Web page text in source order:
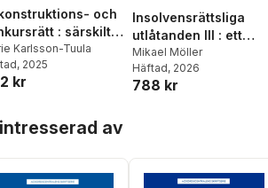
och
: särskilt
gäldenärens avtal
Karlsson-Tuula
, 2025
kr
Insolvensrättsliga
utlåtanden III : ett
urval från åren 2021-
2025
Mikael Möller
Häftad, 2026
788 kr
av